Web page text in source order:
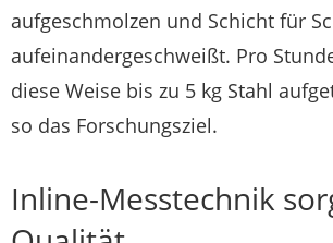
aufgeschmolzen und Schicht für
aufeinandergeschweißt. Pro
diese Weise bis zu 5 kg Stahl
so das Forschungsziel.
Inline-Messtechnik